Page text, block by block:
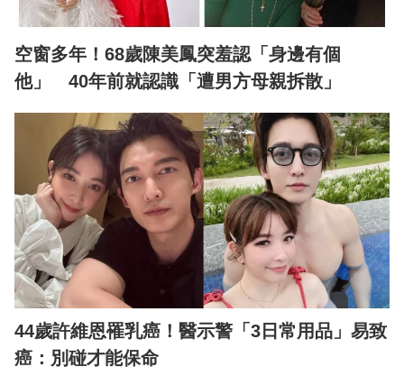
空窗多年！68歲陳美鳳突羞認「身邊有個
他」 40年前就認識「遭男方母親拆散」
44歲許維恩罹乳癌！醫示警「3日常用品」易致
癌：別碰才能保命